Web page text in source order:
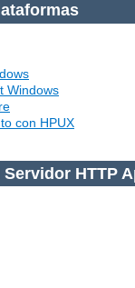
Windows
con HPUX
HTTP